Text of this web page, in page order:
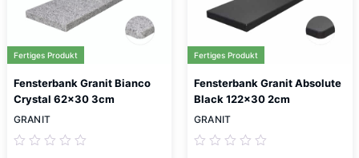
Fertiges Produkt
Fensterbank Granit Bianco
Crystal 62×30 3cm
GRANIT
Fertiges Produkt
Fensterbank Granit Absolute
Black 122×30 2cm
GRANIT